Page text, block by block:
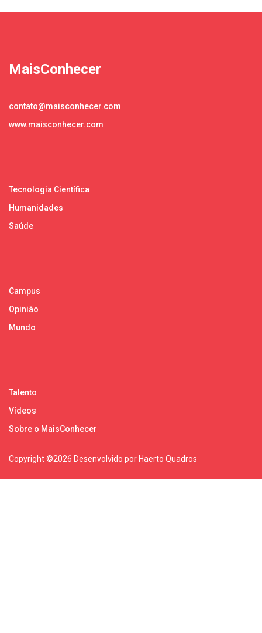
MaisConhecer
contato@maisconhecer.com
www.maisconhecer.com
Tecnologia Científica
Humanidades
Saúde
Campus
Opinião
Mundo
Talento
Vídeos
Sobre o MaisConhecer
Copyright ©2026 Desenvolvido por Haerto Quadros